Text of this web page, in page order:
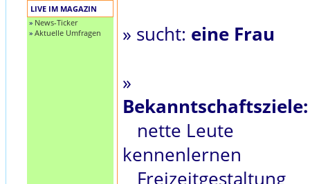
LIVE IM MAGAZIN
» News-Ticker
» Aktuelle Umfragen
» sucht: eine Frau
»
Bekanntschaftsziele:
nette Leute
kennenlernen
Freizeitgestaltung